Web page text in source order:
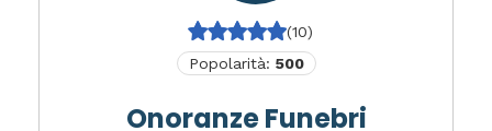
(10)
Popolarità: 500
Onoranze Funebri